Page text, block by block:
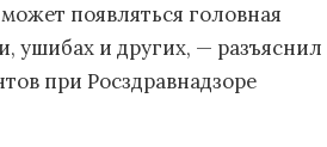
появляться головная
ушибах и других, — разъяснил
при Росздравнадзоре